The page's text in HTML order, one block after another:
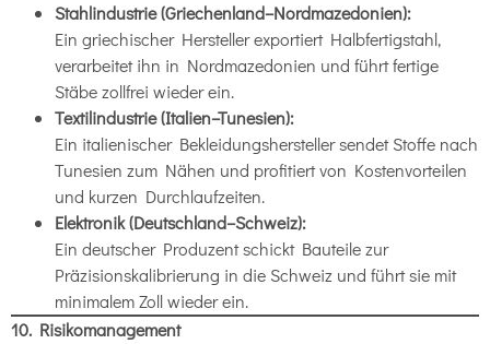
Stahlindustrie (Griechenland–Nordmazedonien):
Ein griechischer Hersteller exportiert Halbfertigstahl,
verarbeitet ihn in Nordmazedonien und führt fertige
Stäbe zollfrei wieder ein.
Textilindustrie (Italien–Tunesien):
Ein italienischer Bekleidungshersteller sendet Stoffe nach
Tunesien zum Nähen und profitiert von Kostenvorteilen
und kurzen Durchlaufzeiten.
Elektronik (Deutschland–Schweiz):
Ein deutscher Produzent schickt Bauteile zur
Präzisionskalibrierung in die Schweiz und führt sie mit
minimalem Zoll wieder ein.
10. Risikomanagement